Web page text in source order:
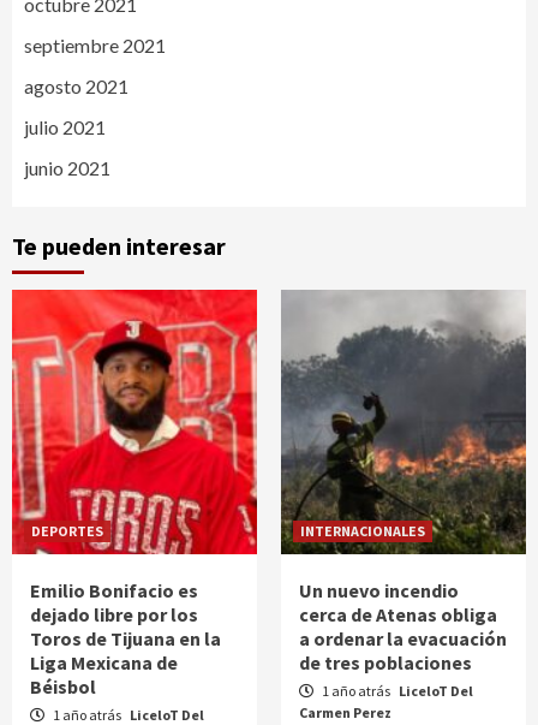
septiembre 2021
agosto 2021
julio 2021
junio 2021
Te pueden interesar
DEPORTES
Emilio Bonifacio es
dejado libre por los
Toros de Tijuana en la
Liga Mexicana de
Béisbol
1 año atrás LiceloT Del
INTERNACIONALES
Un nuevo incendio
cerca de Atenas obliga
a ordenar la evacuación
de tres poblaciones
1 año atrás LiceloT Del
Carmen Perez